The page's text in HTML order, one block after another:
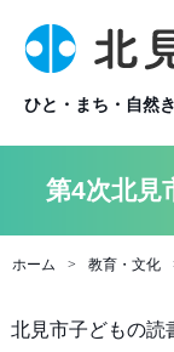
ひと・まち・自然
第4次北見
ホーム 教育・文化
北見市子どもの読